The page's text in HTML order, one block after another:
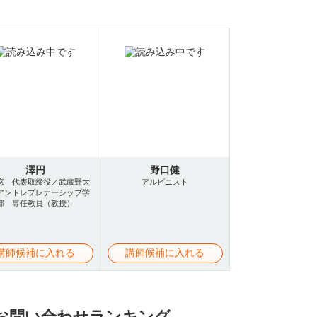
澤円
代表取締役／武蔵野大
トレプレナーシップ学
専任教員（教授）
師候補に入れる
野口健
アルピニスト
講師候補に入れる